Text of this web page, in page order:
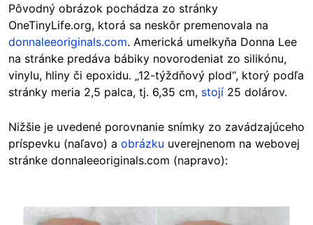
Pôvodný obrázok pochádza zo stránky
OneTinyLife.org, ktorá sa neskôr premenovala na
donnaleeoriginals.com. Americká umelkyňa Donna Lee
na stránke predáva bábiky novorodeniat zo silikónu,
vinylu, hliny či epoxidu. „12-týždňový plod“, ktorý podľa
stránky meria 2,5 palca, tj. 6,35 cm, stojí 25 dolárov.
Nižšie je uvedené porovnanie snímky zo zavádzajúceho
príspevku (naľavo) a obrázku uverejnenom na webovej
stránke donnaleeoriginals.com (napravo):
Image